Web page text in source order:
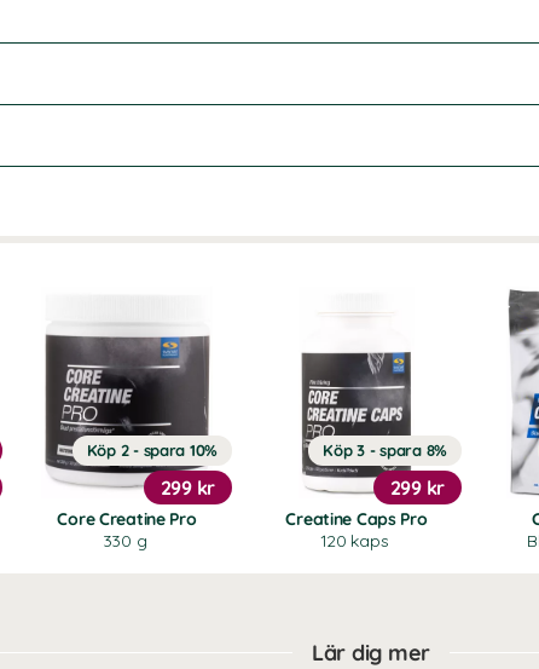
Core Creatine Pro
330 g
Köp 2 - spara 10%
299 kr
Creatine Caps Pro
120 kaps
Köp 3 - spara 8%
299 kr
Lär dig mer